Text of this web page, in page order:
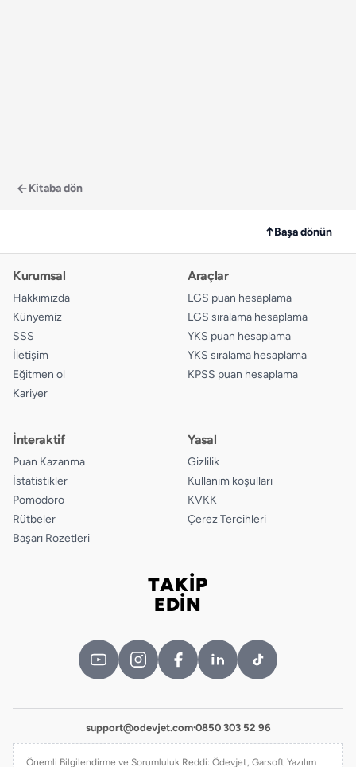
Kitaba dön
↑Başa dönün
Kurumsal
Hakkımızda
Künyemiz
SSS
İletişim
Eğitmen ol
Kariyer
Araçlar
LGS puan hesaplama
LGS sıralama hesaplama
YKS puan hesaplama
YKS sıralama hesaplama
KPSS puan hesaplama
İnteraktif
Puan Kazanma
İstatistikler
Pomodoro
Rütbeler
Başarı Rozetleri
Yasal
Gizlilik
Kullanım koşulları
KVKK
Çerez Tercihleri
TAKİP
EDİN
support@odevjet.com·0850 303 52 96
Önemli Bilgilendirme ve Sorumluluk Reddi: Ödevjet, Garsoft Yazılım